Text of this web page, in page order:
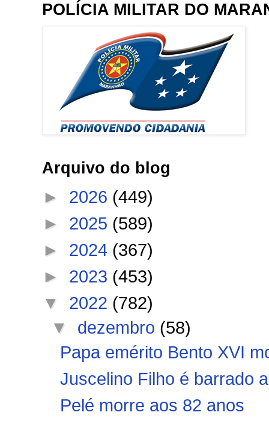
POLÍCIA MILITAR DO
Arquivo do blog
► 2026 (449)
► 2025 (589)
► 2024 (367)
► 2023 (453)
▼ 2022 (782)
▼ dezembro (58)
Papa emérito Bento XVI
Juscelino Filho é barrado
Pelé morre aos 82 anos